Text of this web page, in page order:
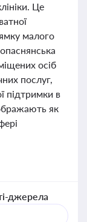
Це
малого
осіб
послуг,
підтримки в
як
джерела